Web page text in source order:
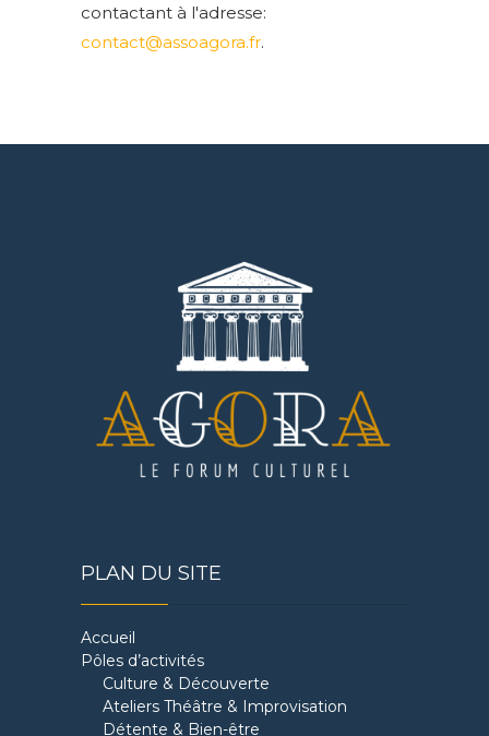
contactant à l'adresse:
contact@assoagora.fr.
PLAN DU SITE
Accueil
Pôles d’activités
Culture & Découverte
Ateliers Théâtre & Improvisation
Détente & Bien-être